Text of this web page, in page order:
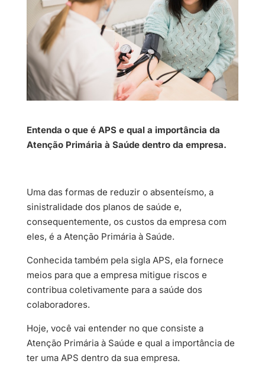
Entenda o que é APS e qual a importância da
Atenção Primária à Saúde dentro da empresa.
Uma das formas de reduzir o absenteísmo, a
sinistralidade dos planos de saúde e,
consequentemente, os custos da empresa com
eles, é a Atenção Primária à Saúde.
Conhecida também pela sigla APS, ela fornece
meios para que a empresa mitigue riscos e
contribua coletivamente para a saúde dos
colaboradores.
Hoje, você vai entender no que consiste a
Atenção Primária à Saúde e qual a importância de
ter uma APS dentro da sua empresa.